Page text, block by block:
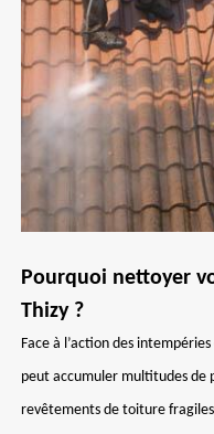
Pourquoi nettoyer
Thizy ?
Face à l’action des
peut accumuler multitudes de
revêtements de toiture